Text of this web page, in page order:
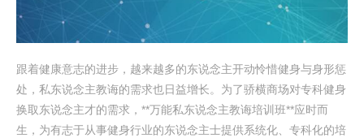
跟着健康意志的进步，越来越多的东说念主开动怜惜健身与身形惩
处，私东说念主教诲的需求也日益增长。为了骄横商场对专科健身
换取东说念主才的需求，**万能私东说念主教诲培训班**应时而
生，为有志于从事健身行业的东说念主士提供系统化、专科化的培